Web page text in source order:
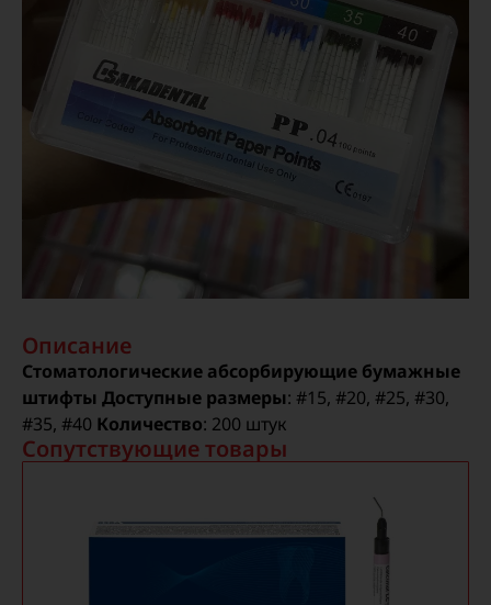
Описание
Стоматологические абсорбирующие бумажные
штифты Доступные размеры: #15, #20, #25, #30,
#35, #40 Количество: 200 штук
Сопутствующие товары